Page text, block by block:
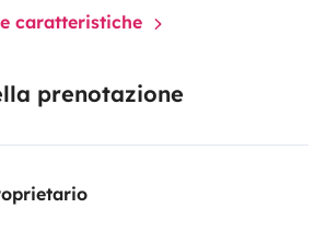
caratteristiche
prenotazione